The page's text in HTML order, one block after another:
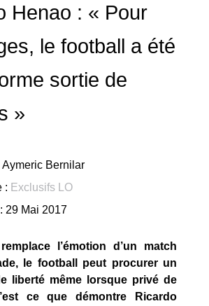
Henao : « Pour
le football a été
sortie de
»
Aymeric Bernilar
: Exclusifs LO
29 Mai 2017
l’émotion d’un match
le football peut procurer un
liberté même lorsque privé de
ce que démontre Ricardo